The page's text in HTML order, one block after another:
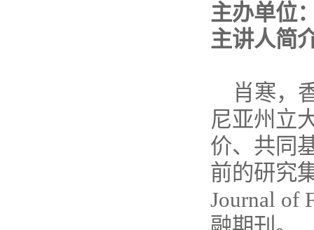
主办单位
主讲人简
肖寒，
尼亚州立
价、共同
前的研究
Journal of